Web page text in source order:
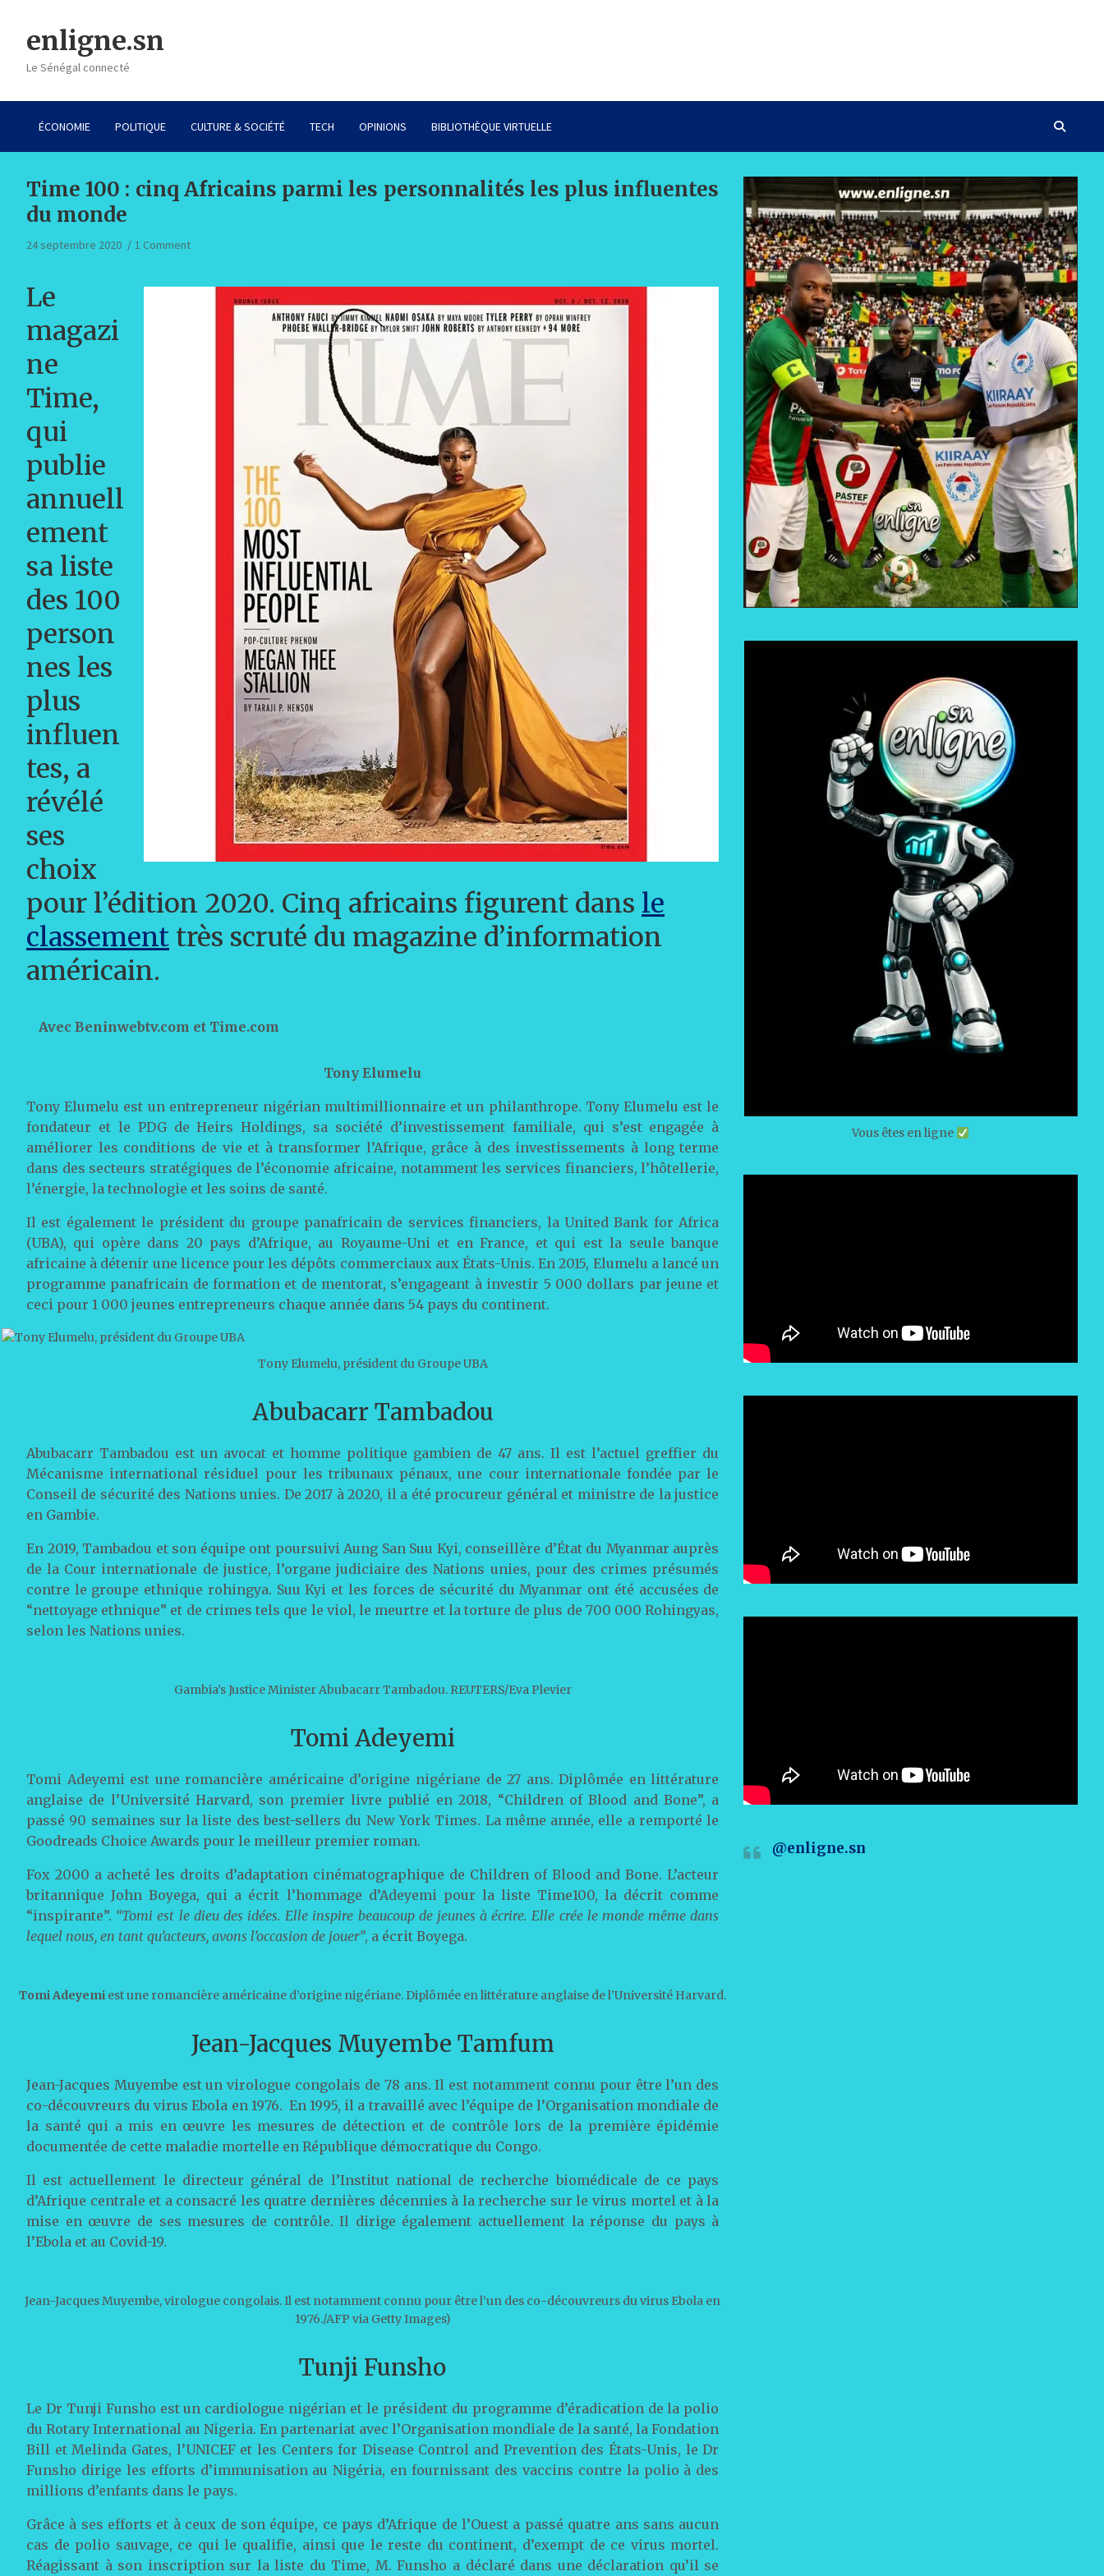
contentenligne.sn
Le Sénégal connecté
ÉCONOMIE POLITIQUE CULTURE & SOCIÉTÉ TECH OPINIONS BIBLIOTHÈQUE VIRTUELLE
Time 100 : cinq Africains parmi les personnalités les plus influentes
du monde
24 septembre 2020 1 Comment
Le
magazi
ne
Time,
qui
publie
annuell
ement
sa liste
des 100
person
nes les
plus
influen
tes, a
révélé
ses
choix
pour l’édition 2020. Cinq africains figurent dans le
classement très scruté du magazine d’information
américain.
Avec Beninwebtv.com et Time.com
Tony Elumelu
Tony Elumelu est un entrepreneur nigérian multimillionnaire et un philanthrope. Tony Elumelu est le
fondateur et le PDG de Heirs Holdings, sa société d’investissement familiale, qui s’est engagée à
améliorer les conditions de vie et à transformer l’Afrique, grâce à des investissements à long terme
dans des secteurs stratégiques de l’économie africaine, notamment les services financiers, l’hôtellerie,
l’énergie, la technologie et les soins de santé.
Il est également le président du groupe panafricain de services financiers, la United Bank for Africa
(UBA), qui opère dans 20 pays d’Afrique, au Royaume-Uni et en France, et qui est la seule banque
africaine à détenir une licence pour les dépôts commerciaux aux États-Unis. En 2015, Elumelu a lancé un
programme panafricain de formation et de mentorat, s’engageant à investir 5 000 dollars par jeune et
ceci pour 1 000 jeunes entrepreneurs chaque année dans 54 pays du continent.
Tony Elumelu, président du Groupe UBA
Abubacarr Tambadou
Abubacarr Tambadou est un avocat et homme politique gambien de 47 ans. Il est l’actuel greffier du
Mécanisme international résiduel pour les tribunaux pénaux, une cour internationale fondée par le
Conseil de sécurité des Nations unies. De 2017 à 2020, il a été procureur général et ministre de la justice
en Gambie.
En 2019, Tambadou et son équipe ont poursuivi Aung San Suu Kyi, conseillère d’État du Myanmar auprès
de la Cour internationale de justice, l’organe judiciaire des Nations unies, pour des crimes présumés
contre le groupe ethnique rohingya. Suu Kyi et les forces de sécurité du Myanmar ont été accusées de
“nettoyage ethnique” et de crimes tels que le viol, le meurtre et la torture de plus de 700 000 Rohingyas,
selon les Nations unies.
Gambia’s Justice Minister Abubacarr Tambadou. REUTERS/Eva Plevier
Tomi Adeyemi
Tomi Adeyemi est une romancière américaine d’origine nigériane de 27 ans. Diplômée en littérature
anglaise de l’Université Harvard, son premier livre publié en 2018, “Children of Blood and Bone”, a
passé 90 semaines sur la liste des best-sellers du New York Times. La même année, elle a remporté le
Goodreads Choice Awards pour le meilleur premier roman.
Fox 2000 a acheté les droits d’adaptation cinématographique de Children of Blood and Bone. L’acteur
britannique John Boyega, qui a écrit l’hommage d’Adeyemi pour la liste Time100, la décrit comme
“inspirante”. “Tomi est le dieu des idées. Elle inspire beaucoup de jeunes à écrire. Elle crée le monde même dans
lequel nous, en tant qu’acteurs, avons l’occasion de jouer”, a écrit Boyega.
Tomi Adeyemi est une romancière américaine d’origine nigériane. Diplômée en littérature anglaise de l’Université Harvard.
Jean-Jacques Muyembe Tamfum
Jean-Jacques Muyembe est un virologue congolais de 78 ans. Il est notamment connu pour être l’un des
co-découvreurs du virus Ebola en 1976. En 1995, il a travaillé avec l’équipe de l’Organisation mondiale de
la santé qui a mis en œuvre les mesures de détection et de contrôle lors de la première épidémie
documentée de cette maladie mortelle en République démocratique du Congo.
Il est actuellement le directeur général de l’Institut national de recherche biomédicale de ce pays
d’Afrique centrale et a consacré les quatre dernières décennies à la recherche sur le virus mortel et à la
mise en œuvre de ses mesures de contrôle. Il dirige également actuellement la réponse du pays à
l’Ebola et au Covid-19.
Jean-Jacques Muyembe, virologue congolais. Il est notamment connu pour être l’un des co-découvreurs du virus Ebola en
1976./AFP via Getty Images)
Tunji Funsho
Le Dr Tunji Funsho est un cardiologue nigérian et le président du programme d’éradication de la polio
du Rotary International au Nigeria. En partenariat avec l’Organisation mondiale de la santé, la Fondation
Bill et Melinda Gates, l’UNICEF et les Centers for Disease Control and Prevention des États-Unis, le Dr
Funsho dirige les efforts d’immunisation au Nigéria, en fournissant des vaccins contre la polio à des
millions d’enfants dans le pays.
Grâce à ses efforts et à ceux de son équipe, ce pays d’Afrique de l’Ouest a passé quatre ans sans aucun
cas de polio sauvage, ce qui le qualifie, ainsi que le reste du continent, d’exempt de ce virus mortel.
Réagissant à son inscription sur la liste du Time, M. Funsho a déclaré dans une déclaration qu’il se
Vous êtes en ligne
@enligne.sn